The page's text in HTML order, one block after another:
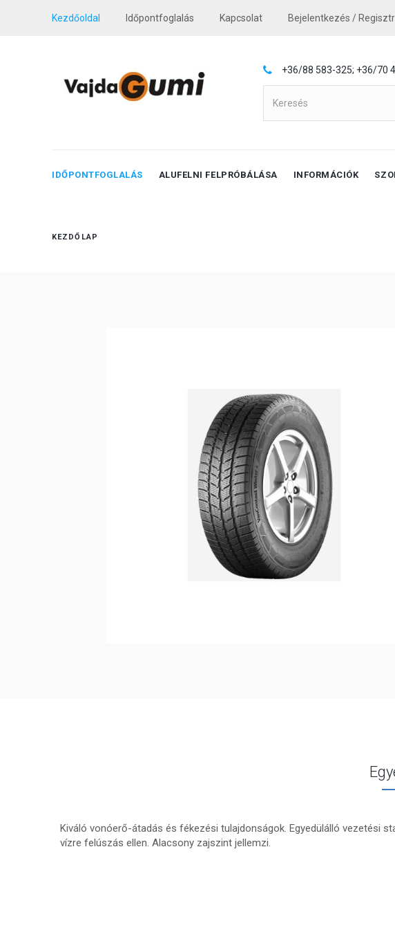
Kezdőoldal Időpontfoglalás Kapcsolat Bejelentkezés /
+36/88 583-325; +36/70
IDŐPONTFOGLALÁS ALUFELNI FELPRÓBÁLÁSA INFORMÁCIÓK
KEZDŐLAP
Kiváló vonóerő-átadás és fékezési tulajdonságok. Egyedülálló vezetési
vízre felúszás ellen. Alacsony zajszint jellemzi.